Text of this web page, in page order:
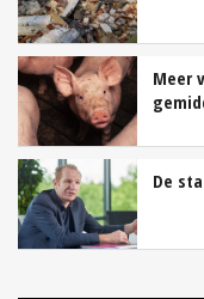
Meer
De